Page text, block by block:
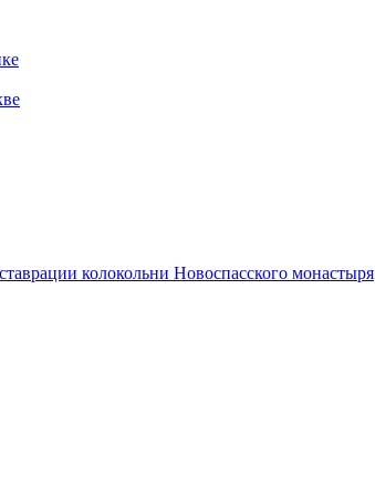
колокольни Новоспасского монастыря